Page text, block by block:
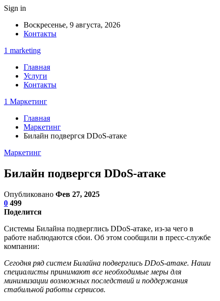
Sign in
Воскресенье, 9 августа, 2026
Контакты
1 marketing
Главная
Услуги
Контакты
1 Маркетинг
Главная
Маркетинг
Билайн подвергся DDoS-атаке
Маркетинг
Билайн подвергся DDoS-атаке
Опубликовано Фев 27, 2025
0 499
Поделится
Системы Билайна подверглись DDoS-атаке, из-за чего в
работе наблюдаются сбои. Об этом сообщили в пресс-службе
компании:
Сегодня ряд систем Билайна подверглись DDoS-атаке. Наши
специалисты принимают все необходимые меры для
минимизации возможных последствий и поддержания
стабильной работы сервисов.